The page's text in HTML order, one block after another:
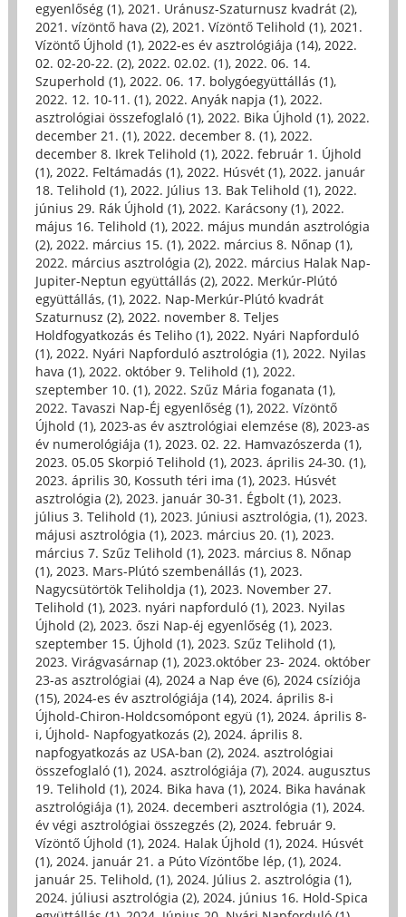
egyenlőség (1), 2021. Uránusz-Szaturnusz kvadrát (2),
2021. vízöntő hava (2), 2021. Vízöntő Telihold (1), 2021.
Vízöntő Újhold (1), 2022-es év asztrológiája (14), 2022.
02. 02-20-22. (2), 2022. 02.02. (1), 2022. 06. 14.
Szuperhold (1), 2022. 06. 17. bolygóegyüttállás (1),
2022. 12. 10-11. (1), 2022. Anyák napja (1), 2022.
asztrológiai összefoglaló (1), 2022. Bika Újhold (1), 2022.
december 21. (1), 2022. december 8. (1), 2022.
december 8. Ikrek Telihold (1), 2022. február 1. Újhold
(1), 2022. Feltámadás (1), 2022. Húsvét (1), 2022. január
18. Telihold (1), 2022. Július 13. Bak Telihold (1), 2022.
június 29. Rák Újhold (1), 2022. Karácsony (1), 2022.
május 16. Telihold (1), 2022. május mundán asztrológia
(2), 2022. március 15. (1), 2022. március 8. Nőnap (1),
2022. március asztrológia (2), 2022. március Halak Nap-
Jupiter-Neptun együttállás (2), 2022. Merkúr-Plútó
együttállás, (1), 2022. Nap-Merkúr-Plútó kvadrát
Szaturnusz (2), 2022. november 8. Teljes
Holdfogyatkozás és Teliho (1), 2022. Nyári Napforduló
(1), 2022. Nyári Napforduló asztrológia (1), 2022. Nyilas
hava (1), 2022. október 9. Telihold (1), 2022.
szeptember 10. (1), 2022. Szűz Mária foganata (1),
2022. Tavaszi Nap-Éj egyenlőség (1), 2022. Vízöntő
Újhold (1), 2023-as év asztrológiai elemzése (8), 2023-as
év numerológiája (1), 2023. 02. 22. Hamvazószerda (1),
2023. 05.05 Skorpió Telihold (1), 2023. április 24-30. (1),
2023. április 30, Kossuth téri ima (1), 2023. Húsvét
asztrológia (2), 2023. január 30-31. Égbolt (1), 2023.
július 3. Telihold (1), 2023. Júniusi asztrológia, (1), 2023.
májusi asztrológia (1), 2023. március 20. (1), 2023.
március 7. Szűz Telihold (1), 2023. március 8. Nőnap
(1), 2023. Mars-Plútó szembenállás (1), 2023.
Nagycsütörtök Teliholdja (1), 2023. November 27.
Telihold (1), 2023. nyári napforduló (1), 2023. Nyilas
Újhold (2), 2023. őszi Nap-éj egyenlőség (1), 2023.
szeptember 15. Újhold (1), 2023. Szűz Telihold (1),
2023. Virágvasárnap (1), 2023.október 23- 2024. október
23-as asztrológiai (4), 2024 a Nap éve (6), 2024 csíziója
(15), 2024-es év asztrológiája (14), 2024. április 8-i
Újhold-Chiron-Holdcsomópont együ (1), 2024. április 8-
i, Újhold- Napfogyatkozás (2), 2024. április 8.
napfogyatkozás az USA-ban (2), 2024. asztrológiai
összefoglaló (1), 2024. asztrológiája (7), 2024. augusztus
19. Telihold (1), 2024. Bika hava (1), 2024. Bika havának
asztrológiája (1), 2024. decemberi asztrológia (1), 2024.
év végi asztrológiai összegzés (2), 2024. február 9.
Vízöntő Újhold (1), 2024. Halak Újhold (1), 2024. Húsvét
(1), 2024. január 21. a Púto Vízöntőbe lép, (1), 2024.
január 25. Telihold, (1), 2024. Július 2. asztrológia (1),
2024. júliusi asztrológia (2), 2024. június 16. Hold-Spica